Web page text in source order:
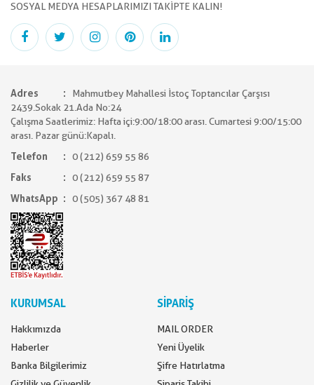
SOSYAL MEDYA HESAPLARIMIZI TAKİPTE KALIN!
Adres
Mahmutbey Mahallesi İstoç Toptancılar Çarşısı
2439.Sokak 21.Ada No:24
Çalışma Saatlerimiz: Hafta içi:9:00/18:00 arası. Cumartesi 9:00/15:00
arası. Pazar günü:Kapalı.
Telefon
0 (212) 659 55 86
Faks
0 (212) 659 55 87
WhatsApp
0 (505) 367 48 81
KURUMSAL
Hakkımızda
Haberler
Banka Bilgilerimiz
SİPARİŞ
MAIL ORDER
Yeni Üyelik
Şifre Hatırlatma